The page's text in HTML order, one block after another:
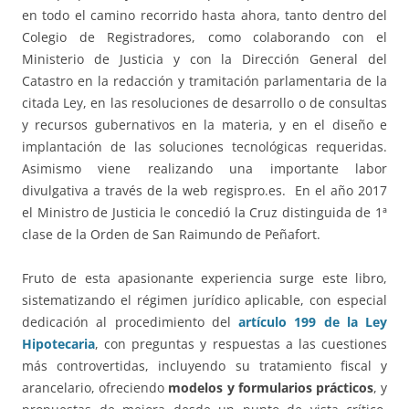
en todo el camino recorrido hasta ahora, tanto dentro del
Colegio de Registradores, como colaborando con el
Ministerio de Justicia y con la Dirección General del
Catastro en la redacción y tramitación parlamentaria de la
citada Ley, en las resoluciones de desarrollo o de consultas
y recursos gubernativos en la materia, y en el diseño e
implantación de las soluciones tecnológicas requeridas.
Asimismo viene realizando una importante labor
divulgativa a través de la web regispro.es. En el año 2017
el Ministro de Justicia le concedió la Cruz distinguida de 1ª
clase de la Orden de San Raimundo de Peñafort.
Fruto de esta apasionante experiencia surge este libro,
sistematizando el régimen jurídico aplicable, con especial
dedicación al procedimiento del artículo 199 de la Ley
Hipotecaria, con preguntas y respuestas a las cuestiones
más controvertidas, incluyendo su tratamiento fiscal y
arancelario, ofreciendo modelos y formularios prácticos, y